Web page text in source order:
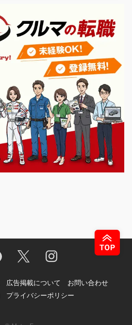
広告掲載について
お問い合わせ
プライバシーポリシー